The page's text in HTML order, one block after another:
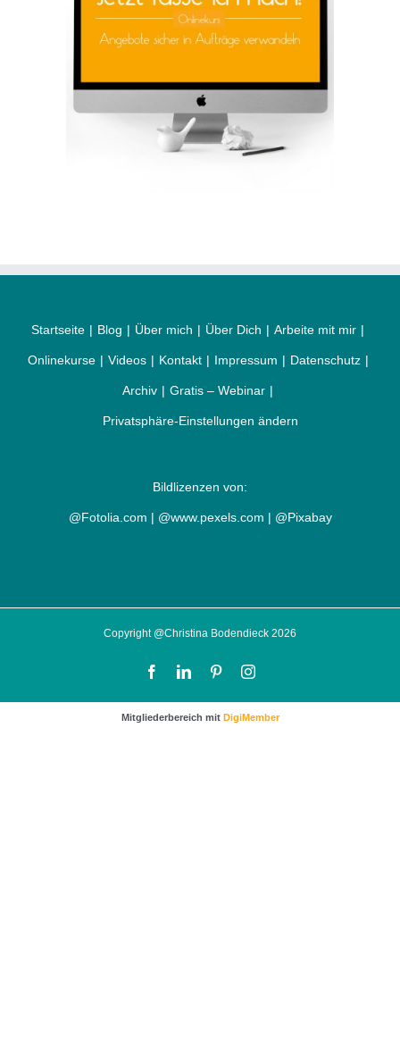
Startseite Blog Über mich Über Dich Arbeite mit mir
Onlinekurse Videos Kontakt Impressum Datenschutz
Archiv Gratis – Webinar
Privatsphäre-Einstellungen ändern
Bildlizenzen von:
@Fotolia.com | @www.pexels.com | @Pixabay
Copyright @Christina Bodendieck 2026
FacebookLinkedInPinterestInstagram
Mitgliederbereich mit DigiMember